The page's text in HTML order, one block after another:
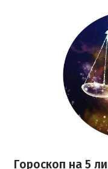
Гороскоп на 5